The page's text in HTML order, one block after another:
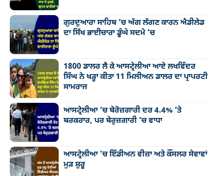
ਗੁਰਦੁਆਰਾ ਸਾਹਿਬ ’ਚ ਅੱਗ ਲੱਗਣ ਕਾਰਨ ਐਡੀਲੇਡ
ਦਾ ਸਿੱਖ ਭਾਈਚਾਰਾ ਡੂੰਘੇ ਸਦਮੇ ’ਚ
1800 ਡਾਲਰ ਲੈ ਕੇ ਆਸਟ੍ਰੇਲੀਆ ਆਏ ਲਖਵਿੰਦਰ
ਸਿੰਘ ਨੇ ਖੜ੍ਹਾ ਕੀਤਾ 11 ਮਿਲੀਅਨ ਡਾਲਰ ਦਾ ਪ੍ਰਾਪਰਟੀ
ਸਾਮਰਾਜ
ਆਸਟ੍ਰੇਲੀਆ ’ਚ ਬੇਰੋਜ਼ਗਾਰੀ ਦਰ 4.4% ’ਤੇ
ਬਰਕਰਾਰ, ਪਰ ਬੇਰੁਜ਼ਗਾਰੀ ’ਚ ਵਾਧਾ
ਆਸਟ੍ਰੇਲੀਆ ’ਚ ਇੰਡੀਅਨ ਵੀਜ਼ਾ ਅਤੇ ਕੌਂਸਲਰ ਸੇਵਾਵਾਂ
ਮੁੜ ਸ਼ੁਰੂ